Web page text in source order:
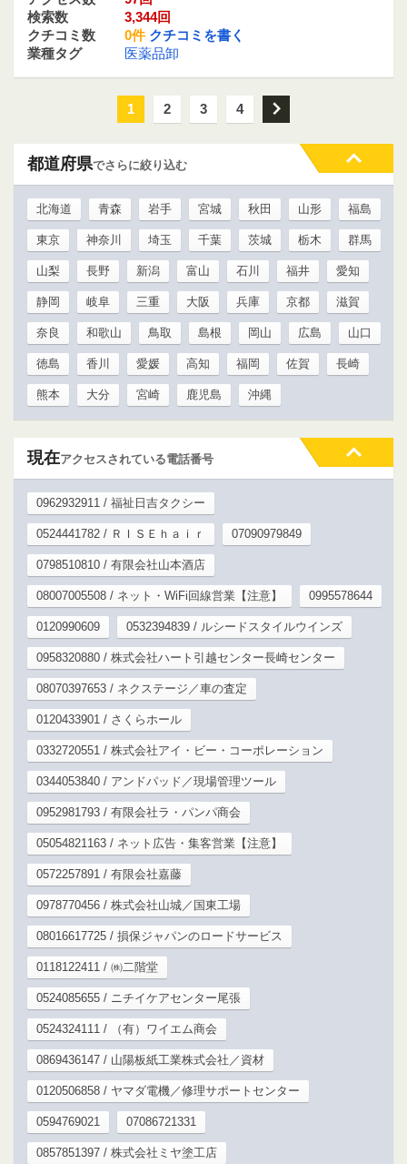
検索数
3,344回
クチコミ数
0件 クチコミを書く
業種タグ
医薬品卸
1 2 3 4 次
都道府県でさらに絞り込む
北海道 青森 岩手 宮城 秋田 山形 福島
東京 神奈川 埼玉 千葉 茨城 栃木 群馬
山梨 長野 新潟 富山 石川 福井 愛知
静岡 岐阜 三重 大阪 兵庫 京都 滋賀
奈良 和歌山 鳥取 島根 岡山 広島 山口
徳島 香川 愛媛 高知 福岡 佐賀 長崎
熊本 大分 宮崎 鹿児島 沖縄
現在アクセスされている電話番号
0962932911 / 福祉日吉タクシー
0524441782 / ＲＩＳＥｈａｉｒ 07090979849
0798510810 / 有限会社山本酒店
08007005508 / ネット・WiFi回線営業【注意】 0995578644
0120990609 0532394839 / ルシードスタイルウインズ
0958320880 / 株式会社ハート引越センター長崎センター
08070397653 / ネクステージ／車の査定
0120433901 / さくらホール
0332720551 / 株式会社アイ・ビー・コーポレーション
0344053840 / アンドパッド／現場管理ツール
0952981793 / 有限会社ラ・パンパ商会
05054821163 / ネット広告・集客営業【注意】
0572257891 / 有限会社嘉藤
0978770456 / 株式会社山城／国東工場
08016617725 / 損保ジャパンのロードサービス
0118122411 / ㈱二階堂
0524085655 / ニチイケアセンター尾張
0524324111 / （有）ワイエム商会
0869436147 / 山陽板紙工業株式会社／資材
0120506858 / ヤマダ電機／修理サポートセンター
0594769021 07086721331
0857851397 / 株式会社ミヤ塗工店